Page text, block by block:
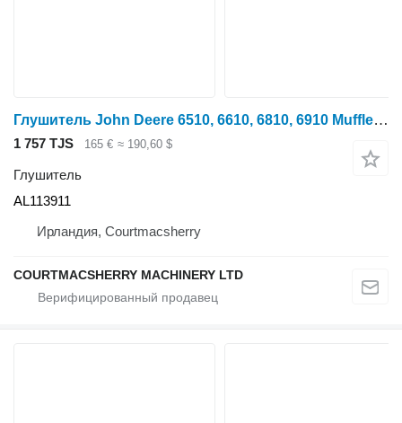
Глушитель John Deere 6510, 6610, 6810, 6910 Muffler Al113911 AL113911 для трактора колесного 6510, 6610, 6810, 6910, SE6510, SE6610
1 757 TJS 165 € ≈ 190,60 $
Глушитель
AL113911
Ирландия, Courtmacsherry
COURTMACSHERRY MACHINERY LTD